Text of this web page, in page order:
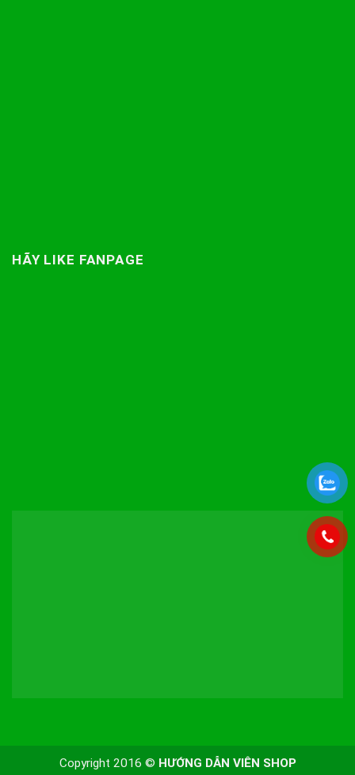
HÃY LIKE FANPAGE
Copyright 2016 © HƯỚNG DẪN VIÊN SHOP